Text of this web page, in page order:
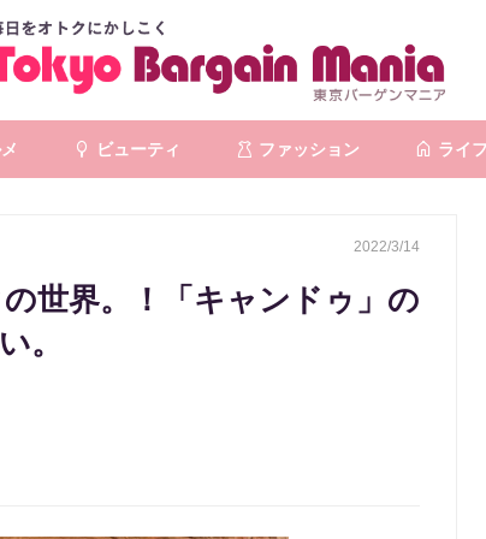
ビューティ ファッション ライフ
2022/3/14
世界。！「キャンドゥ」の
。